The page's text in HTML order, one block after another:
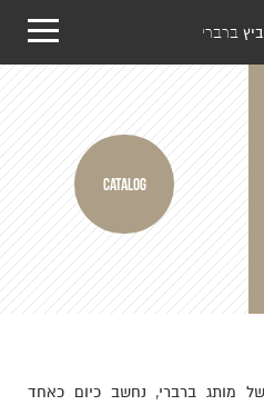
ברברי
CATALOG
מותג ברברי, נחשב כיום כאחד